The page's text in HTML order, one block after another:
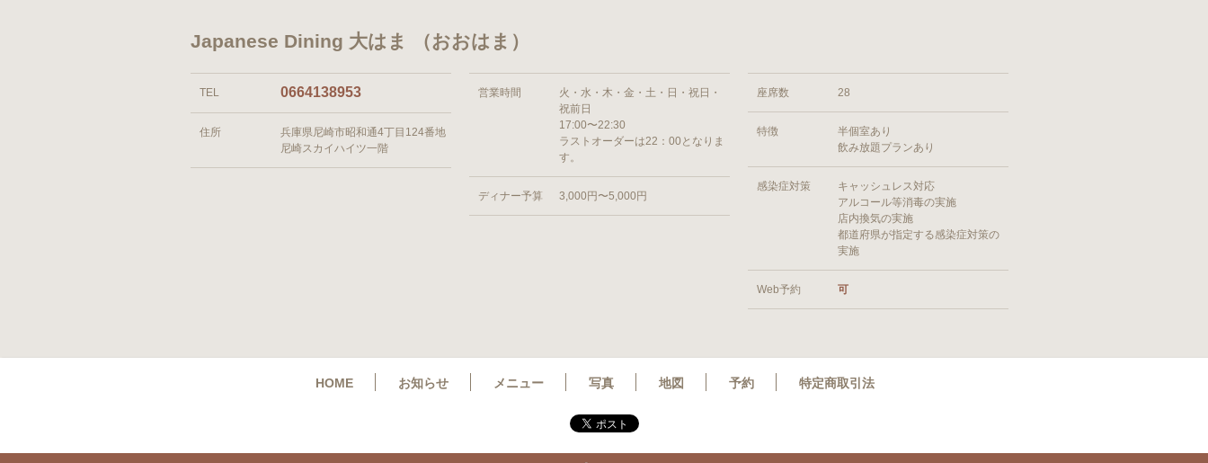
Japanese Dining 大はま （おおはま）
TEL 0664138953
住所
兵庫県尼崎市昭和通4丁目124番地
尼崎スカイハイツ一階
営業時間
火・水・木・金・土・日・祝日・
祝前日
17:00〜22:30
ラストオーダーは22：00となりま
す。
ディナー予算 3,000円〜5,000円
座席数 28
特徴
半個室あり
飲み放題プランあり
感染症対策
キャッシュレス対応
アルコール等消毒の実施
店内換気の実施
都道府県が指定する感染症対策の
実施
Web予約 可
HOME お知らせ メニュー 写真 地図 予約 特定商取引法